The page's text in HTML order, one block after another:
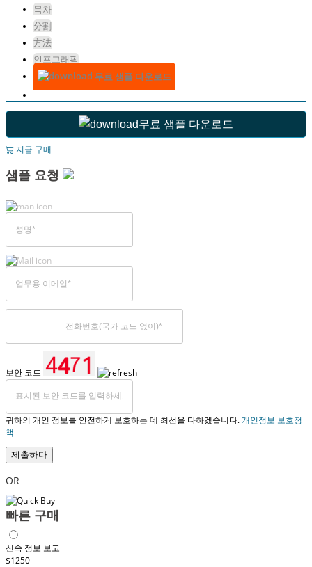
목차
分割
方法
인포그래픽
무료 샘플 다운로드
무료 샘플 다운로드
지금 구매
샘플 요청
보안 코드
귀하의 개인 정보를 안전하게 보호하는 데 최선을 다하겠습니다.개인정보 보호정
책
제출하다
OR
빠른 구매
신속 정보 보고
$1250